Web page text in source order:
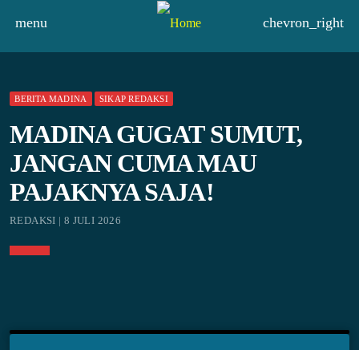
menu chevron_right
BERITA MADINA SIKAP REDAKSI
MADINA GUGAT SUMUT,
JANGAN CUMA MAU
PAJAKNYA SAJA!
REDAKSI | 8 JULI 2026